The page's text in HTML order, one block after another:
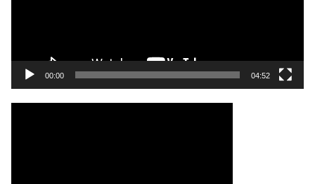
00:00 04:52